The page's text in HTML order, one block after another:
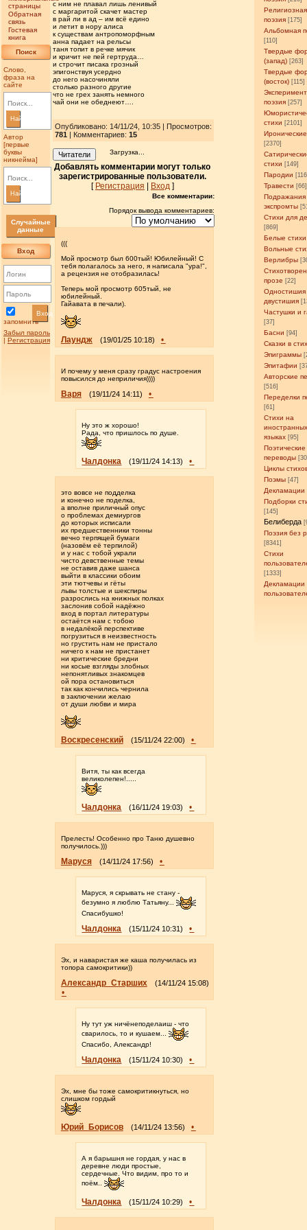
страницы
Обратная
связь
Гостевая
книга
Поиск
Слово,
фраза на
сайте
Найти
Автор
[первые
буквы
никнейма]
Найти
Случайные
данные
Вход
запомнить
Вход
Забыл пароль
| Регистрация
Религиозная
поэзия [175]
Альбомная
[110]
Твердые
(запад) [263]
Твердые
(восток) [115]
поэзия [257]
стихи [2101]
[2370]
стихи [149]
Пародии
Травести [66]
Подражания
экспромты
Стихи для
[869]
Белые стихи
Вольные
Верлибры
прозе [22]
Одностишия
двустишия
Частушки и
[37]
Басни [94]
Сказки в
Эпиграммы
Эпитафии
Авторские
[516]
Переделки
[61]
Стихи на
языках [95]
Поэтические
переводы
Циклы
Поэмы [47]
Декламации
Подборки
[145]
Белиберда
Поэзия без
[8341]
Стихи
[1333]
Декламации
с ним не плавал лишь ленивый
с маргаритой скачет мастер
в рай ли в ад – им всё едино
и летит в нору алиса
к существам антропоморфным
анна падает на рельсы
таня топит в речке мячик
и кричит не пей гертруда…
и строчит писака грозный
эпигонствуя усердно
до него насочиняли
столько разного другие
что не грех занять немного
чай они не обеднеют….
Опубликовано: 14/11/24, 10:35 | Просмотров:
781| Комментариев: 15
Читатели Загрузка...
Добавлять комментарии могут только
зарегистрированные пользователи.
[ Регистрация Вход]
Все комментарии:
Порядок вывода комментариев:
(((
Мой просмотр был 600тый! Юбилейный! С
тебя полагалось за него, я написала "ура!",
а рецензия не отобразилась!
Теперь мой просмотр 605тый, не
юбилейный.
Гайавата в печали).
Лаундж (19/01/25 10:18) •
И почему у меня сразу градус настроения
повысился до неприличия))))
Варя (19/11/24 14:11) •
Ну это ж хорошо!
Рада, что пришлось по душе.
Чалдонка (19/11/24 14:13) •
это вовсе не подделка
и конечно не поделка,
а вполне приличный опус
о проблемах демиургов
до которых исписали
их предшественники тонны
вечно терпящей бумаги
(назовём её терпилой)
и у нас с тобой украли
чисто девственные темы
не оставив даже шанса
выйти в классики обоим
эти тютчевы и гёты
львы толстые и шекспиры
разрослись на книжных полках
заслонив собой надёжно
вход в портал литературы
остаётся нам с тобою
в недалёкой перспективе
погрузиться в неизвестность
но грустить нам не пристало
ничего к нам не пристанет
ни критические бредни
ни косые взгляды злобных
непонятливых знакомцев
ой пора остановиться
так как кончились чернила
в заключении желаю
от души любви и мира
Воскресенский (15/11/24 22:00) •
Витя, ты как всегда
великолепен!.....
Чалдонка (16/11/24 19:03) •
Прелесть! Особенно про Таню душевно
получилось.)))
Маруся (14/11/24 17:56) •
Маруся, я скрывать не стану -
безумно я люблю Татьяну...
Спасибушко!
Чалдонка (15/11/24 10:31) •
Эх, и наваристая же каша получилась из
топора самокритики))
Александр_Старших (14/11/24 15:08)
•
Ну тут уж ничёнеподелаиш - что
сварилось, то и кушаем...
Спасибо, Александр!
Чалдонка (15/11/24 10:30) •
Эх, мне бы тоже самокритикнуться, но
слишком гордый
Юрий_Борисов (14/11/24 13:56) •
А я барышня не гордая, у нас в
деревне люди простые,
сердечные. Что видим, про то и
поём..
Чалдонка (15/11/24 10:29) •